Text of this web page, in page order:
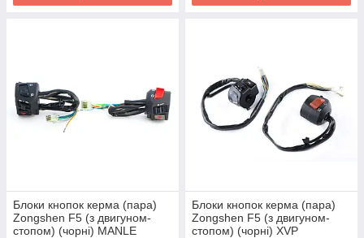
Блоки кнопок керма (пара)
Zongshen F5 (з двигуном-
стопом) (чорні) MANLE
Блоки кнопок керма (пара)
Zongshen F5 (з двигуном-
стопом) (чорні) XVP